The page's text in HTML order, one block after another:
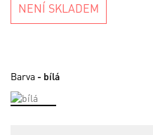
images
gallery
images
NENÍ SKLADEM
Barva - bílá